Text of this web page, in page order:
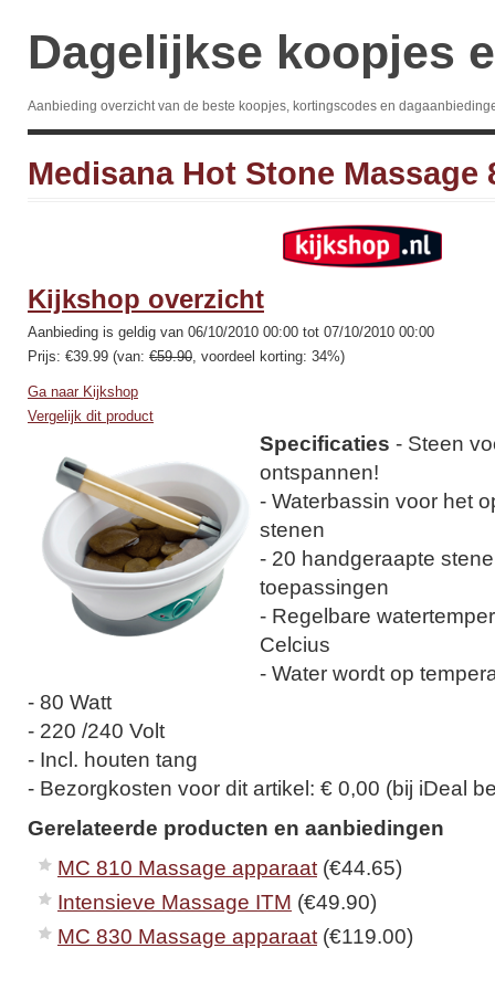
Dagelijkse koopjes
Aanbieding overzicht van de beste koopjes, kortingscodes en
Medisana Hot Stone Massage
Kijkshop overzicht
Aanbieding is geldig van 06/10/2010 00:00 tot 07/10/2010 00:00
Prijs: €39.99 (van: €59.90, voordeel korting: 34%)
Ga naar Kijkshop
Vergelijk dit product
Specificaties - Steen
ontspannen!
- Waterbassin voor het
stenen
- 20 handgeraapte
toepassingen
- Regelbare
Celcius
- Water wordt op
- 80 Watt
- 220 /240 Volt
- Incl. houten tang
- Bezorgkosten voor dit artikel: € 0,00 (bij iDeal
Gerelateerde producten en aanbiedingen
MC 810 Massage apparaat (€44.65)
Intensieve Massage ITM (€49.90)
MC 830 Massage apparaat (€119.00)